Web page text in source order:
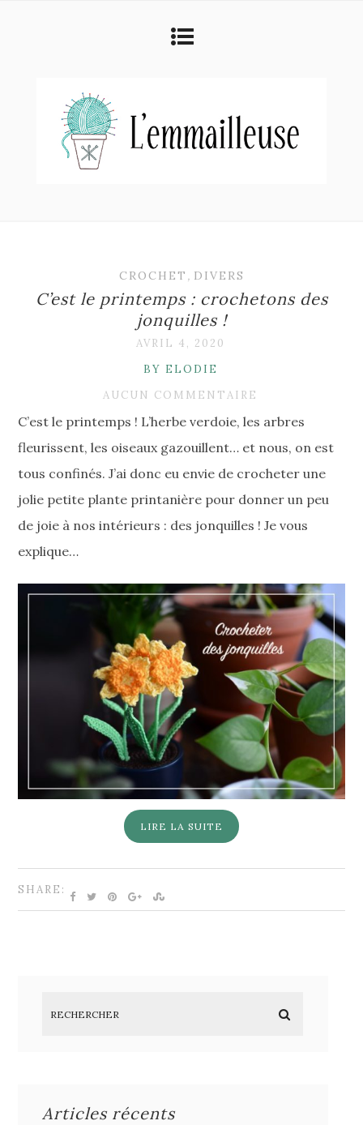
CROCHET , DIVERS
C’est le printemps : crochetons des
jonquilles !
AVRIL 4, 2020
BY ELODIE
AUCUN COMMENTAIRE
C’est le printemps ! L’herbe verdoie, les arbres
fleurissent, les oiseaux gazouillent… et nous, on est
tous confinés. J’ai donc eu envie de crocheter une
jolie petite plante printanière pour donner un peu
de joie à nos intérieurs : des jonquilles ! Je vous
explique…
LIRE LA SUITE
SHARE:
Articles récents